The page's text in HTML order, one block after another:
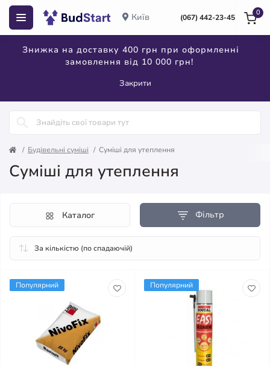
Київ (067) 442-23-45
Знижка на доставку 400 грн при оформленні
замовлення від 10 000 грн!
Закрити
0
Будівельні суміші Суміші для утеплення
Суміші для утеплення
Фільтр
Каталог
Популярний Популярний